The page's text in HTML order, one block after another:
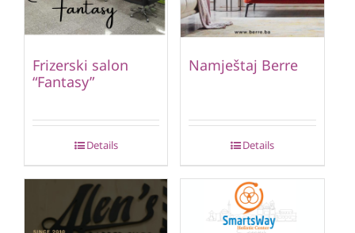
Frizerski salon
“Fantasy”
Details
Namještaj Berre
Details